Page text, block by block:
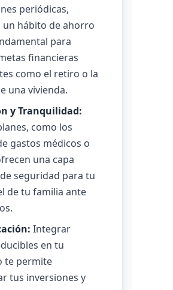
periódicas,
hábito de ahorro
para
financieras
como el retiro o la
una vivienda.
y Tranquilidad:
como los
gastos médicos o
una capa
seguridad para tu
de tu familia ante
Integrar
en tu
te permite
tus inversiones y